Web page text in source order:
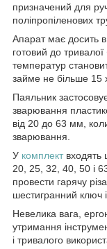
призначений для
поліпропіленових
Апарат має досить
готовий до
температур
займе не більше 15
Паяльник
зварювання
від 20 до 63 мм,
зварювання.
У комплектвходять
20, 25, 32, 40, 50 і
провести гарячу
шестигранний ключ і
Невелика вага,
утримання
і тривалого